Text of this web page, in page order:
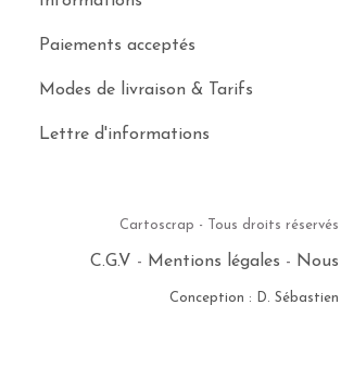
Paiements acceptés
Modes de livraison & Tarifs
Lettre d'informations
Cartoscrap - Tous droits
C.G.V - Mentions légales -
Conception : D. Sébastien